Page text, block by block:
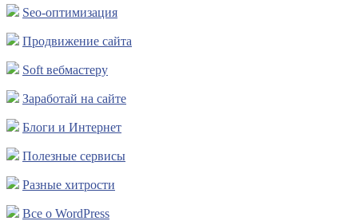
Seo-оптимизация
Продвижение сайта
Soft вебмастеру
Заработай на сайте
Блоги и Интернет
Полезные сервисы
Разные хитрости
Все о WordPress